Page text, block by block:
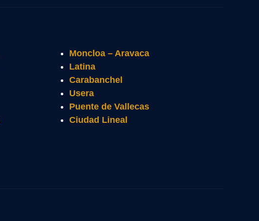
Moncloa – Aravaca
Latina
Carabanchel
Usera
Puente de Vallecas
Ciudad Lineal